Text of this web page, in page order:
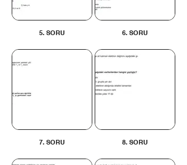
5. SORU 6. SORU
7. SORU 8. SORU